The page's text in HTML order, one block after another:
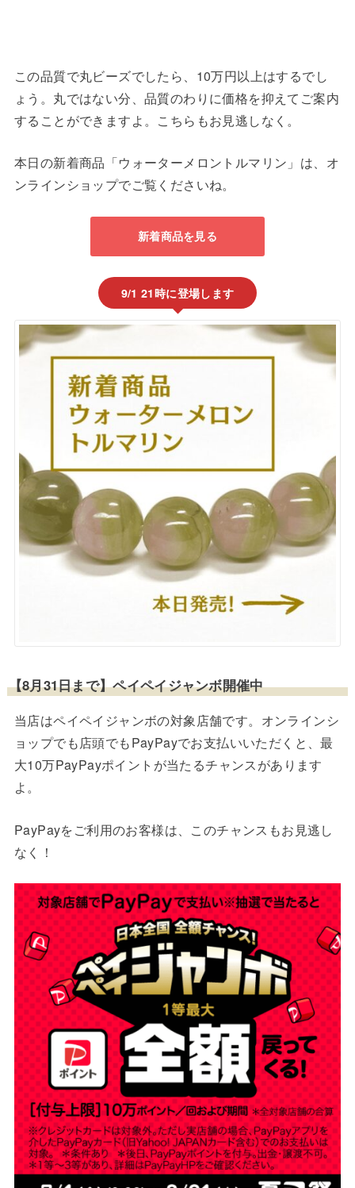
この品質で丸ビーズでしたら、10万円以上はするでし
ょう。丸ではない分、品質のわりに価格を抑えてご案内
することができますよ。こちらもお見逃しなく。
本日の新着商品「ウォーターメロントルマリン」は、オ
ンラインショップでご覧くださいね。
新着商品を見る
9/1 21時に登場します
【8月31日まで】ペイペイジャンボ開催中
当店はペイペイジャンボの対象店舗です。オンラインシ
ョップでも店頭でもPayPayでお支払いいただくと、最
大10万PayPayポイントが当たるチャンスがあります
よ。
PayPayをご利用のお客様は、このチャンスもお見逃し
なく！